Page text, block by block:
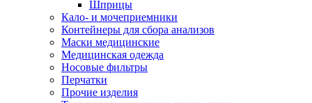
Шприцы
Кало- и мочеприемники
Контейнеры для сбора анализов
Маски медицинские
Медицинская одежда
Носовые фильтры
Перчатки
Прочие изделия